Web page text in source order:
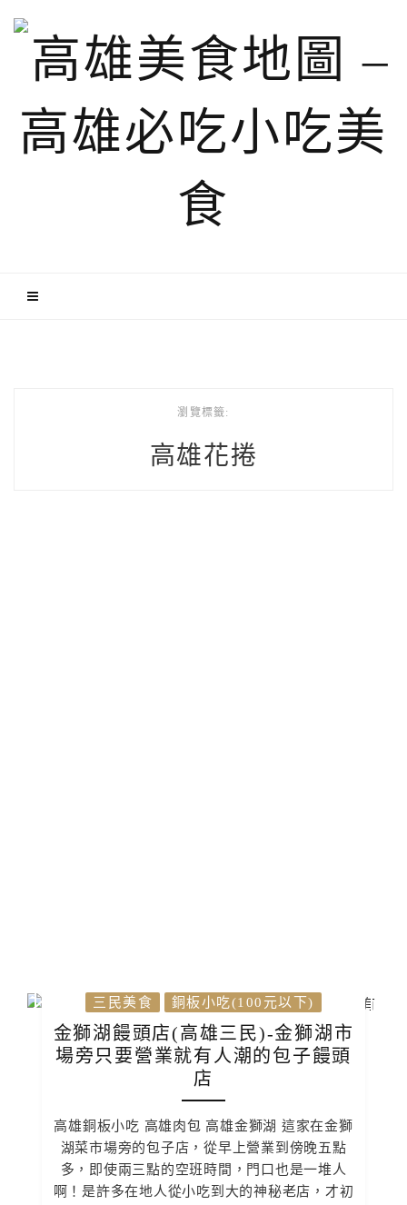
瀏覽標籤:
高雄花捲
三民美食 銅板小吃(100元以下)
金獅湖饅頭店(高雄三民)-金獅湖市
場旁只要營業就有人潮的包子饅頭
店
高雄銅板小吃 高雄肉包 高雄金獅湖 這家在金獅
湖菜市場旁的包子店，從早上營業到傍晚五點
多，即使兩三點的空班時間，門口也是一堆人
啊！是許多在地人從小吃到大的神秘老店，才初